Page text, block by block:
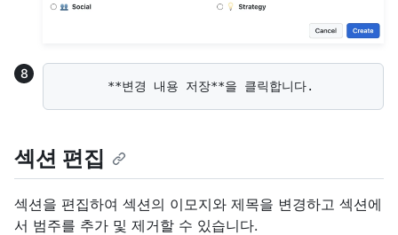
섹션 편집
섹션을 편집하여 섹션의 이모지와 제목을 변경하고 섹션에
서 범주를 추가 및 제거할 수 있습니다.